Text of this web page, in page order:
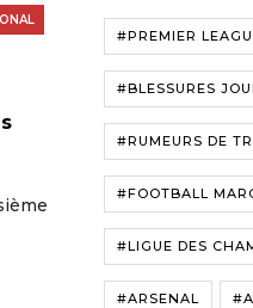
#PREMIER
#BLESSURES
#RUMEURS DE
#FOOTBALL
#LIGUE DES
#ARSENAL